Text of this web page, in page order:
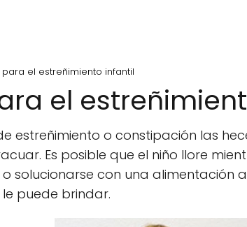
para el estreñimiento infantil
el
estreñimiento o constipación las
Es posible que el niño llore
solucionarse con una alimentación
puede brindar.